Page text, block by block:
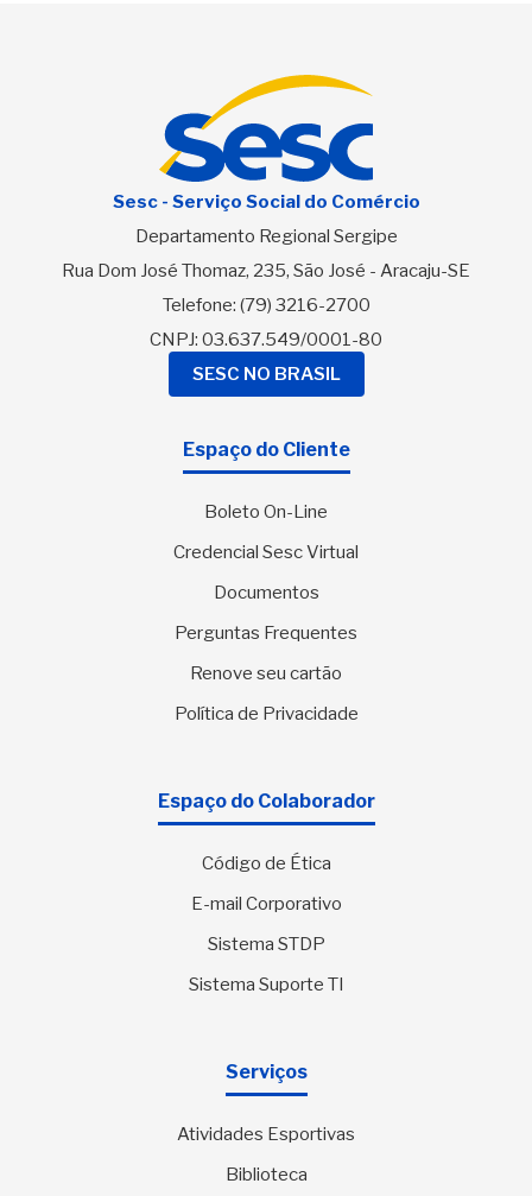
Sesc - Serviço Social do Comércio
Departamento Regional Sergipe
Rua Dom José Thomaz, 235, São José - Aracaju-SE
Telefone: (79) 3216-2700
CNPJ: 03.637.549/0001-80
SESC NO BRASIL
Espaço do Cliente
Boleto On-Line
Credencial Sesc Virtual
Documentos
Perguntas Frequentes
Renove seu cartão
Política de Privacidade
Espaço do Colaborador
Código de Ética
E-mail Corporativo
Sistema STDP
Sistema Suporte TI
Serviços
Atividades Esportivas
Biblioteca